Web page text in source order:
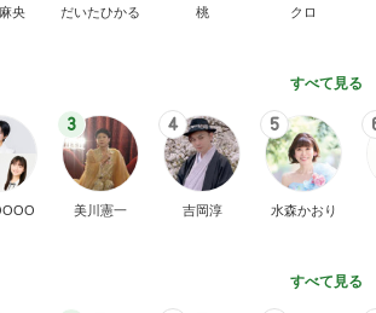
央 だいたひかる 桃 クロ
すべて見る
3
美川憲一
4
吉岡淳
5
水森かおり
すべて見る